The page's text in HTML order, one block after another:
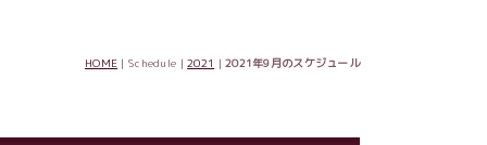
HOME | Schedule |2021 |2021年9月のスケジュール